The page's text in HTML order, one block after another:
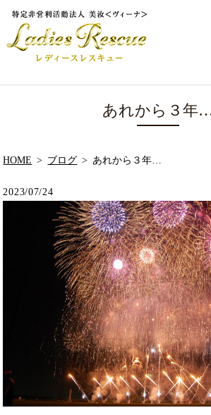
あれから３年
HOME ブログ あれから３年…
2023/07/24